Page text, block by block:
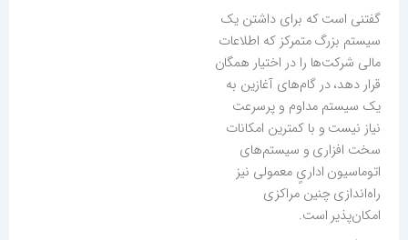
گفتنی است که برای داشتن یک
سیستم بزرگ متمرکز که اطلاعات
مالی شرکت‌ها را در اختیار همگان
قرار دهد، در گام‌های آغازین به
یک سیستم مداوم و پرسرعت
نیاز نیست و با کمترین امکانات
سخت افزاری و سیستم‌های
اتوماسیون اداریٍ معمولی نیز
راه‌اندازی چنین مراکزی
امکان‌پذیر است.